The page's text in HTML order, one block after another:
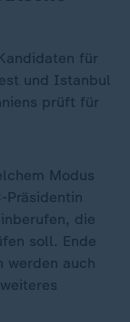
für
und Istanbul
prüft für
Modus
Präsidentin
die
soll. Ende
werden auch